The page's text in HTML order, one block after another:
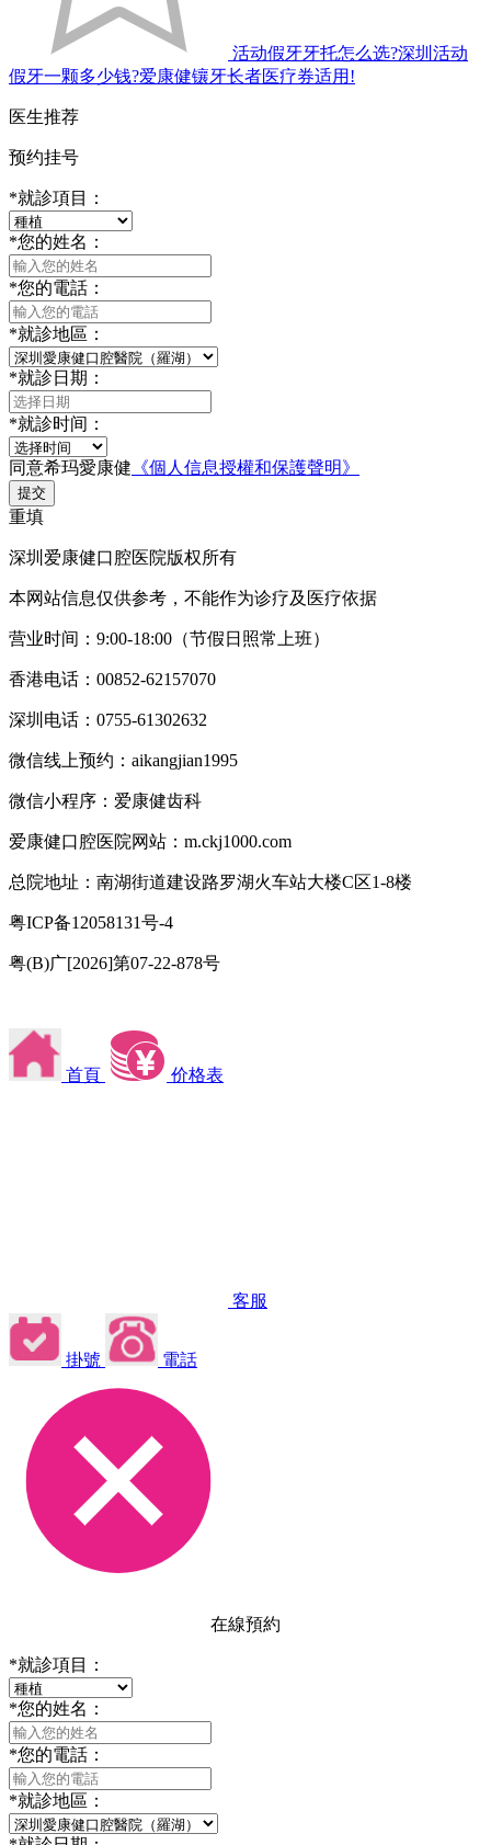
活动假牙牙托怎么选?深圳活动
假牙一颗多少钱?爱康健镶牙长者医疗券适用!
医生推荐
预约挂号
*就診項目：
*您的姓名：
*您的電話：
*就診地區：
*就診日期：
*就診时间：
同意希玛愛康健 《個人信息授權和保護聲明》
提交
重填
深圳爱康健口腔医院版权所有
本网站信息仅供参考，不能作为诊疗及医疗依据
营业时间：9:00-18:00（节假日照常上班）
香港电话：00852-62157070
深圳电话：0755-61302632
微信线上预约：aikangjian1995
微信小程序：爱康健齿科
爱康健口腔医院网站：m.ckj1000.com
总院地址：南湖街道建设路罗湖火车站大楼C区1-8楼
粤ICP备12058131号-4
粤(B)广[2026]第07-22-878号
首頁 价格表
客服
掛號 電話
在線預約
*就診項目：
*您的姓名：
*您的電話：
*就診地區：